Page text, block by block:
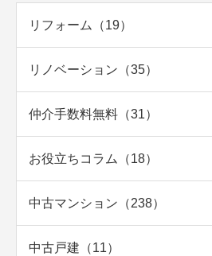
リフォーム（19）
リノベーション（35）
仲介手数料無料（31）
お役立ちコラム（18）
中古マンション（238）
中古戸建（11）